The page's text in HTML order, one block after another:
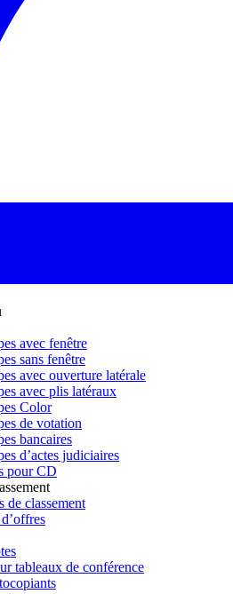
avec fenêtre
sans fenêtre
avec ouverture latérale
avec plis latéraux
Color
de votation
bancaires
d’actes judiciaires
pour CD
de classement
tableaux de conférence